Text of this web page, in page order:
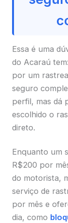
Essa é uma
do Acaraú
por um
seguro
perfil, mas dá
escolhido o
direto.
Enquanto um
R$200 por
do motorista,
serviço de
por mês e
dia, como